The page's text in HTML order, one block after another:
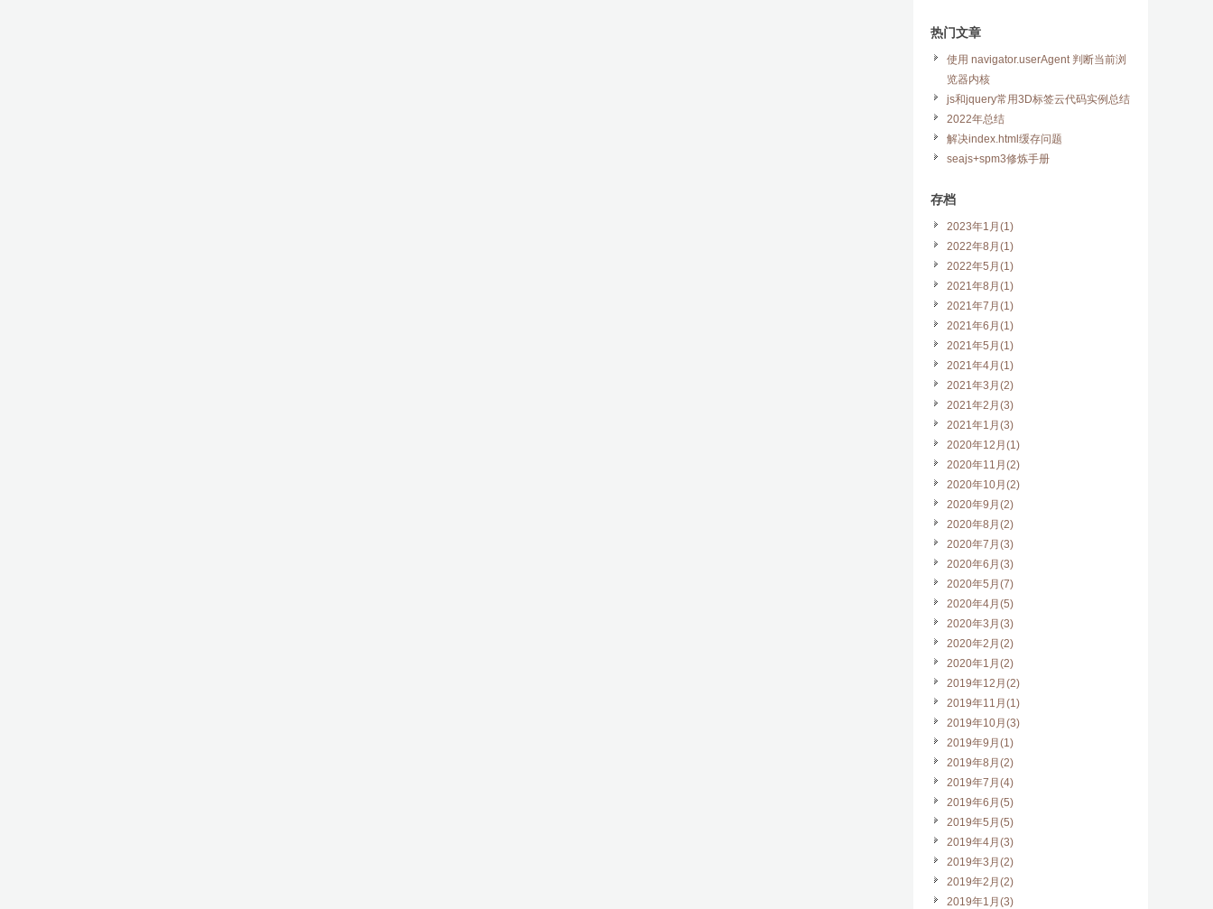
热门文章
使用 navigator.userAgent 判断当前浏
览器内核
js和jquery常用3D标签云代码实例总结
2022年总结
解决index.html缓存问题
seajs+spm3修炼手册
存档
2023年1月(1)
2022年8月(1)
2022年5月(1)
2021年8月(1)
2021年7月(1)
2021年6月(1)
2021年5月(1)
2021年4月(1)
2021年3月(2)
2021年2月(3)
2021年1月(3)
2020年12月(1)
2020年11月(2)
2020年10月(2)
2020年9月(2)
2020年8月(2)
2020年7月(3)
2020年6月(3)
2020年5月(7)
2020年4月(5)
2020年3月(3)
2020年2月(2)
2020年1月(2)
2019年12月(2)
2019年11月(1)
2019年10月(3)
2019年9月(1)
2019年8月(2)
2019年7月(4)
2019年6月(5)
2019年5月(5)
2019年4月(3)
2019年3月(2)
2019年2月(2)
2019年1月(3)